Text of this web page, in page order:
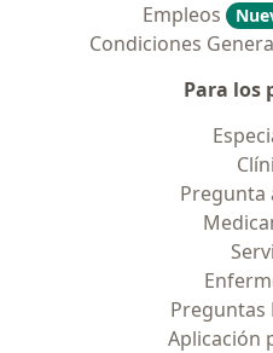
Empleos
Condiciones
Para los
Pregunta
Preguntas
Aplicación